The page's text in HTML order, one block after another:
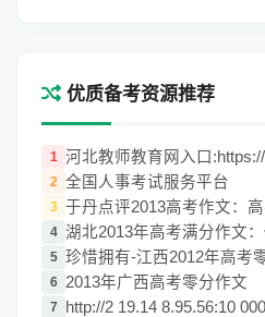
优质备考资源推荐
1 河北教师教育网入口
2 全国人事考试服务平台
3 于丹点评2013高考作文：
4 湖北2013年高考满分作文
5 珍惜拥有-江西2012年高考
6 2013年广西高考零分作文
7 http://2 19.14 8.95.56:10